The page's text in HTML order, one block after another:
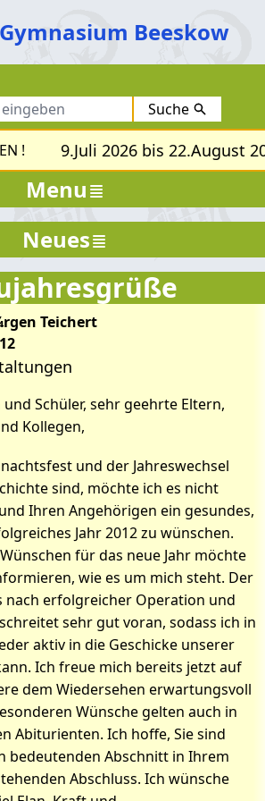
Beeskow
Suche
! 9.Juli 2026 bis 22.August
Menu
Teichert
Schüler, sehr geehrte Eltern,
Kollegen,
und der Jahreswechsel
sind, möchte ich es nicht
Ihren Angehörigen ein gesundes,
Jahr 2012 zu wünschen.
für das neue Jahr möchte
wie es um mich steht. Der
nach erfolgreicher Operation und
sehr gut voran, sodass ich in
aktiv in die Geschicke unserer
Ich freue mich bereits jetzt auf
dem Wiedersehen erwartungsvoll
Wünsche gelten auch in
Abiturienten. Ich hoffe, Sie sind
bedeutenden Abschnitt in Ihrem
Abschluss. Ich wünsche
Neues